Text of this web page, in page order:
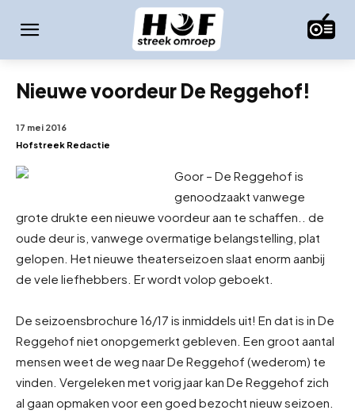
Nieuwe voordeur De Reggehof!
17 mei 2016
Hofstreek Redactie
Goor – De Reggehof is
genoodzaakt vanwege
grote drukte een nieuwe voordeur aan te schaffen.. de
oude deur is, vanwege overmatige belangstelling, plat
gelopen. Het nieuwe theaterseizoen slaat enorm aanbij
de vele liefhebbers. Er wordt volop geboekt.
De seizoensbrochure 16/17 is inmiddels uit! En dat is in De
Reggehof niet onopgemerkt gebleven. Een groot aantal
mensen weet de weg naar De Reggehof (wederom) te
vinden. Vergeleken met vorig jaar kan De Reggehof zich
al gaan opmaken voor een goed bezocht nieuw seizoen.